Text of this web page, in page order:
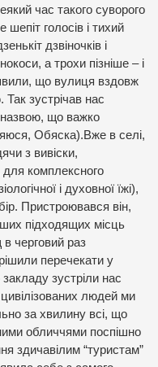
час такого суворого
голосів і тихий
дзвіночків і
а трохи пізніше – і
що вулиця вздовж
зустрічав нас
назвою, що важко
Обяска).Вже в селі,
з вивіски,
для комплексного
і духовної їжі),
Пристроювався він,
підходящих місць
черговий раз
перечекати у
закладу зустріли нас
людей ми
за хвилину всі, що
обличчями поспішно
здичавілим “туристам”